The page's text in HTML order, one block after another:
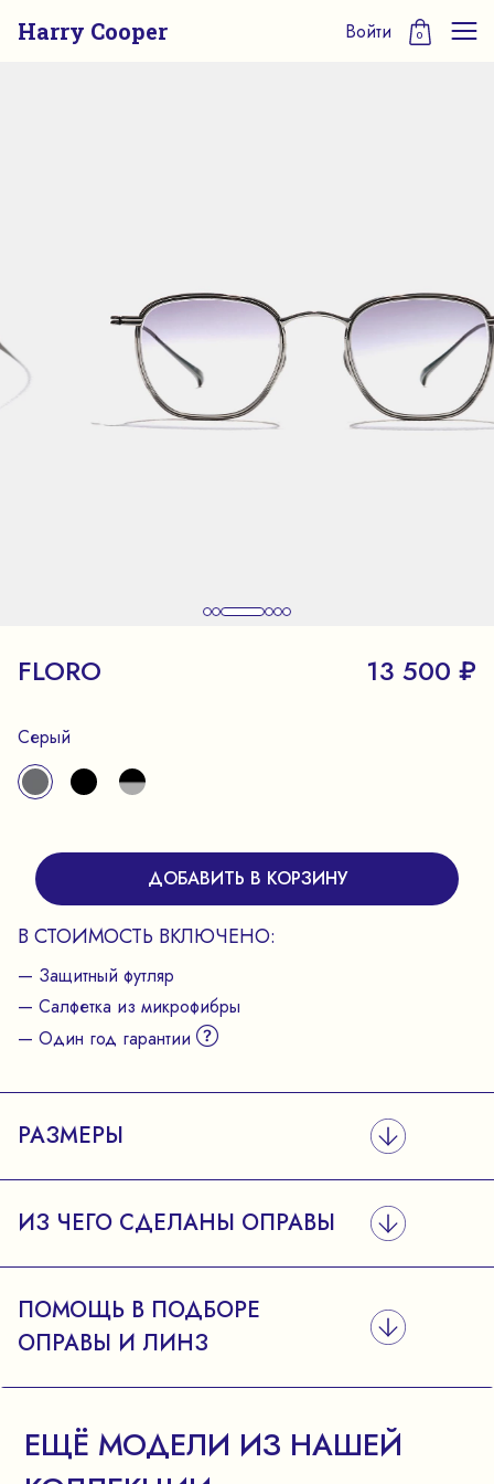
Harry Cooper Войти 0
FLORO 13 500 ₽
Серый
ДОБАВИТЬ В КОРЗИНУ
В СТОИМОСТЬ ВКЛЮЧЕНО:
— Защитный футляр
— Салфетка из микрофибры
— Один год гарантии
РАЗМЕРЫ
ИЗ ЧЕГО СДЕЛАНЫ ОПРАВЫ
ПОМОЩЬ В ПОДБОРЕ
ОПРАВЫ И ЛИНЗ
ЕЩЁ МОДЕЛИ ИЗ НАШЕЙ